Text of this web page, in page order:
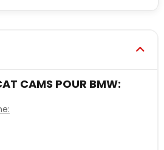
CAMS POUR BMW: